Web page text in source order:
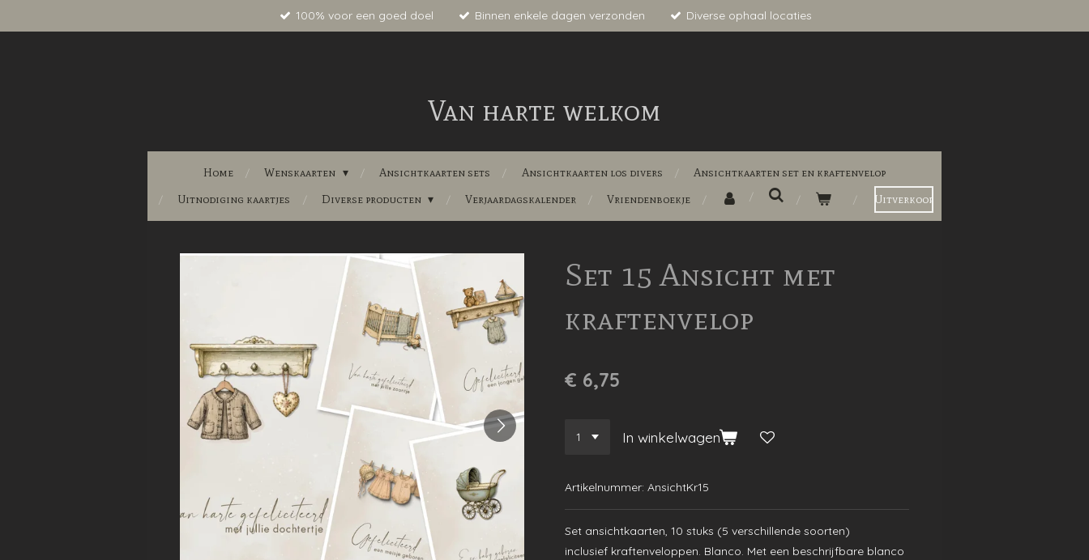
100% voor een goed doel Binnen enkele dagen verzonden Diverse ophaal locaties
Van harte welkom
Home Wenskaarten Ansichtkaarten sets Ansichtkaarten los divers
Ansichtkaarten set en kraftenvelop
Uitnodiging kaartjes
Diverse producten Verjaardagskalender Vriendenboekje Uitverkoop
Set 15 Ansicht met
kraftenvelop
€ 6,75
In winkelwagen
Artikelnummer: AnsichtKr15
Set ansichtkaarten, 10 stuks (5 verschillende soorten)
inclusief kraftenveloppen. Blanco. Met een beschrijfbare blanco